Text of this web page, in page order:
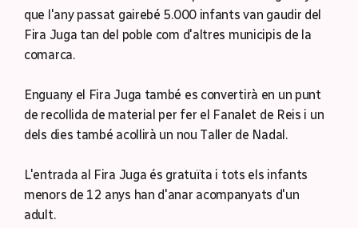
que l'any passat gairebé 5.000 infants van gaudir del
Fira Juga tan del poble com d'altres municipis de la
comarca.
Enguany el Fira Juga també es convertirà en un punt
de recollida de material per fer el Fanalet de Reis i un
dels dies també acollirà un nou Taller de Nadal.
L'entrada al Fira Juga és gratuïta i tots els infants
menors de 12 anys han d'anar acompanyats d'un
adult.